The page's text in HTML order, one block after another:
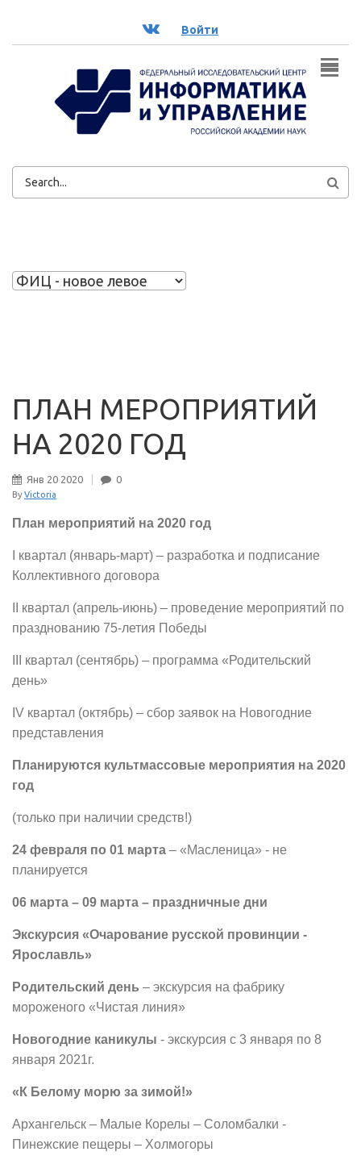
ВК Войти
ФОРМА
ПЛАН МЕРОПРИЯТИЙ
НА 2020 ГОД
Янв 20 2020 0
By Victoria
План мероприятий на 2020 год
I квартал (январь-март) – разработка и подписание
Коллективного договора
II квартал (апрель-июнь) – проведение мероприятий по
празднованию 75-летия Победы
III квартал (сентябрь) – программа «Родительский
день»
IV квартал (октябрь) – сбор заявок на Новогодние
представления
Планируются культмассовые мероприятия на 2020
год
(только при наличии средств!)
24 февраля по 01 марта – «Масленица» - не
планируется
06 марта – 09 марта – праздничные дни
Экскурсия «Очарование русской провинции -
Ярославль»
Родительский день – экскурсия на фабрику
мороженого «Чистая линия»
Новогодние каникулы - экскурсия с 3 января по 8
января 2021г.
«К Белому морю за зимой!»
Архангельск – Малые Корелы – Соломбалки -
Пинежские пещеры – Холмогоры